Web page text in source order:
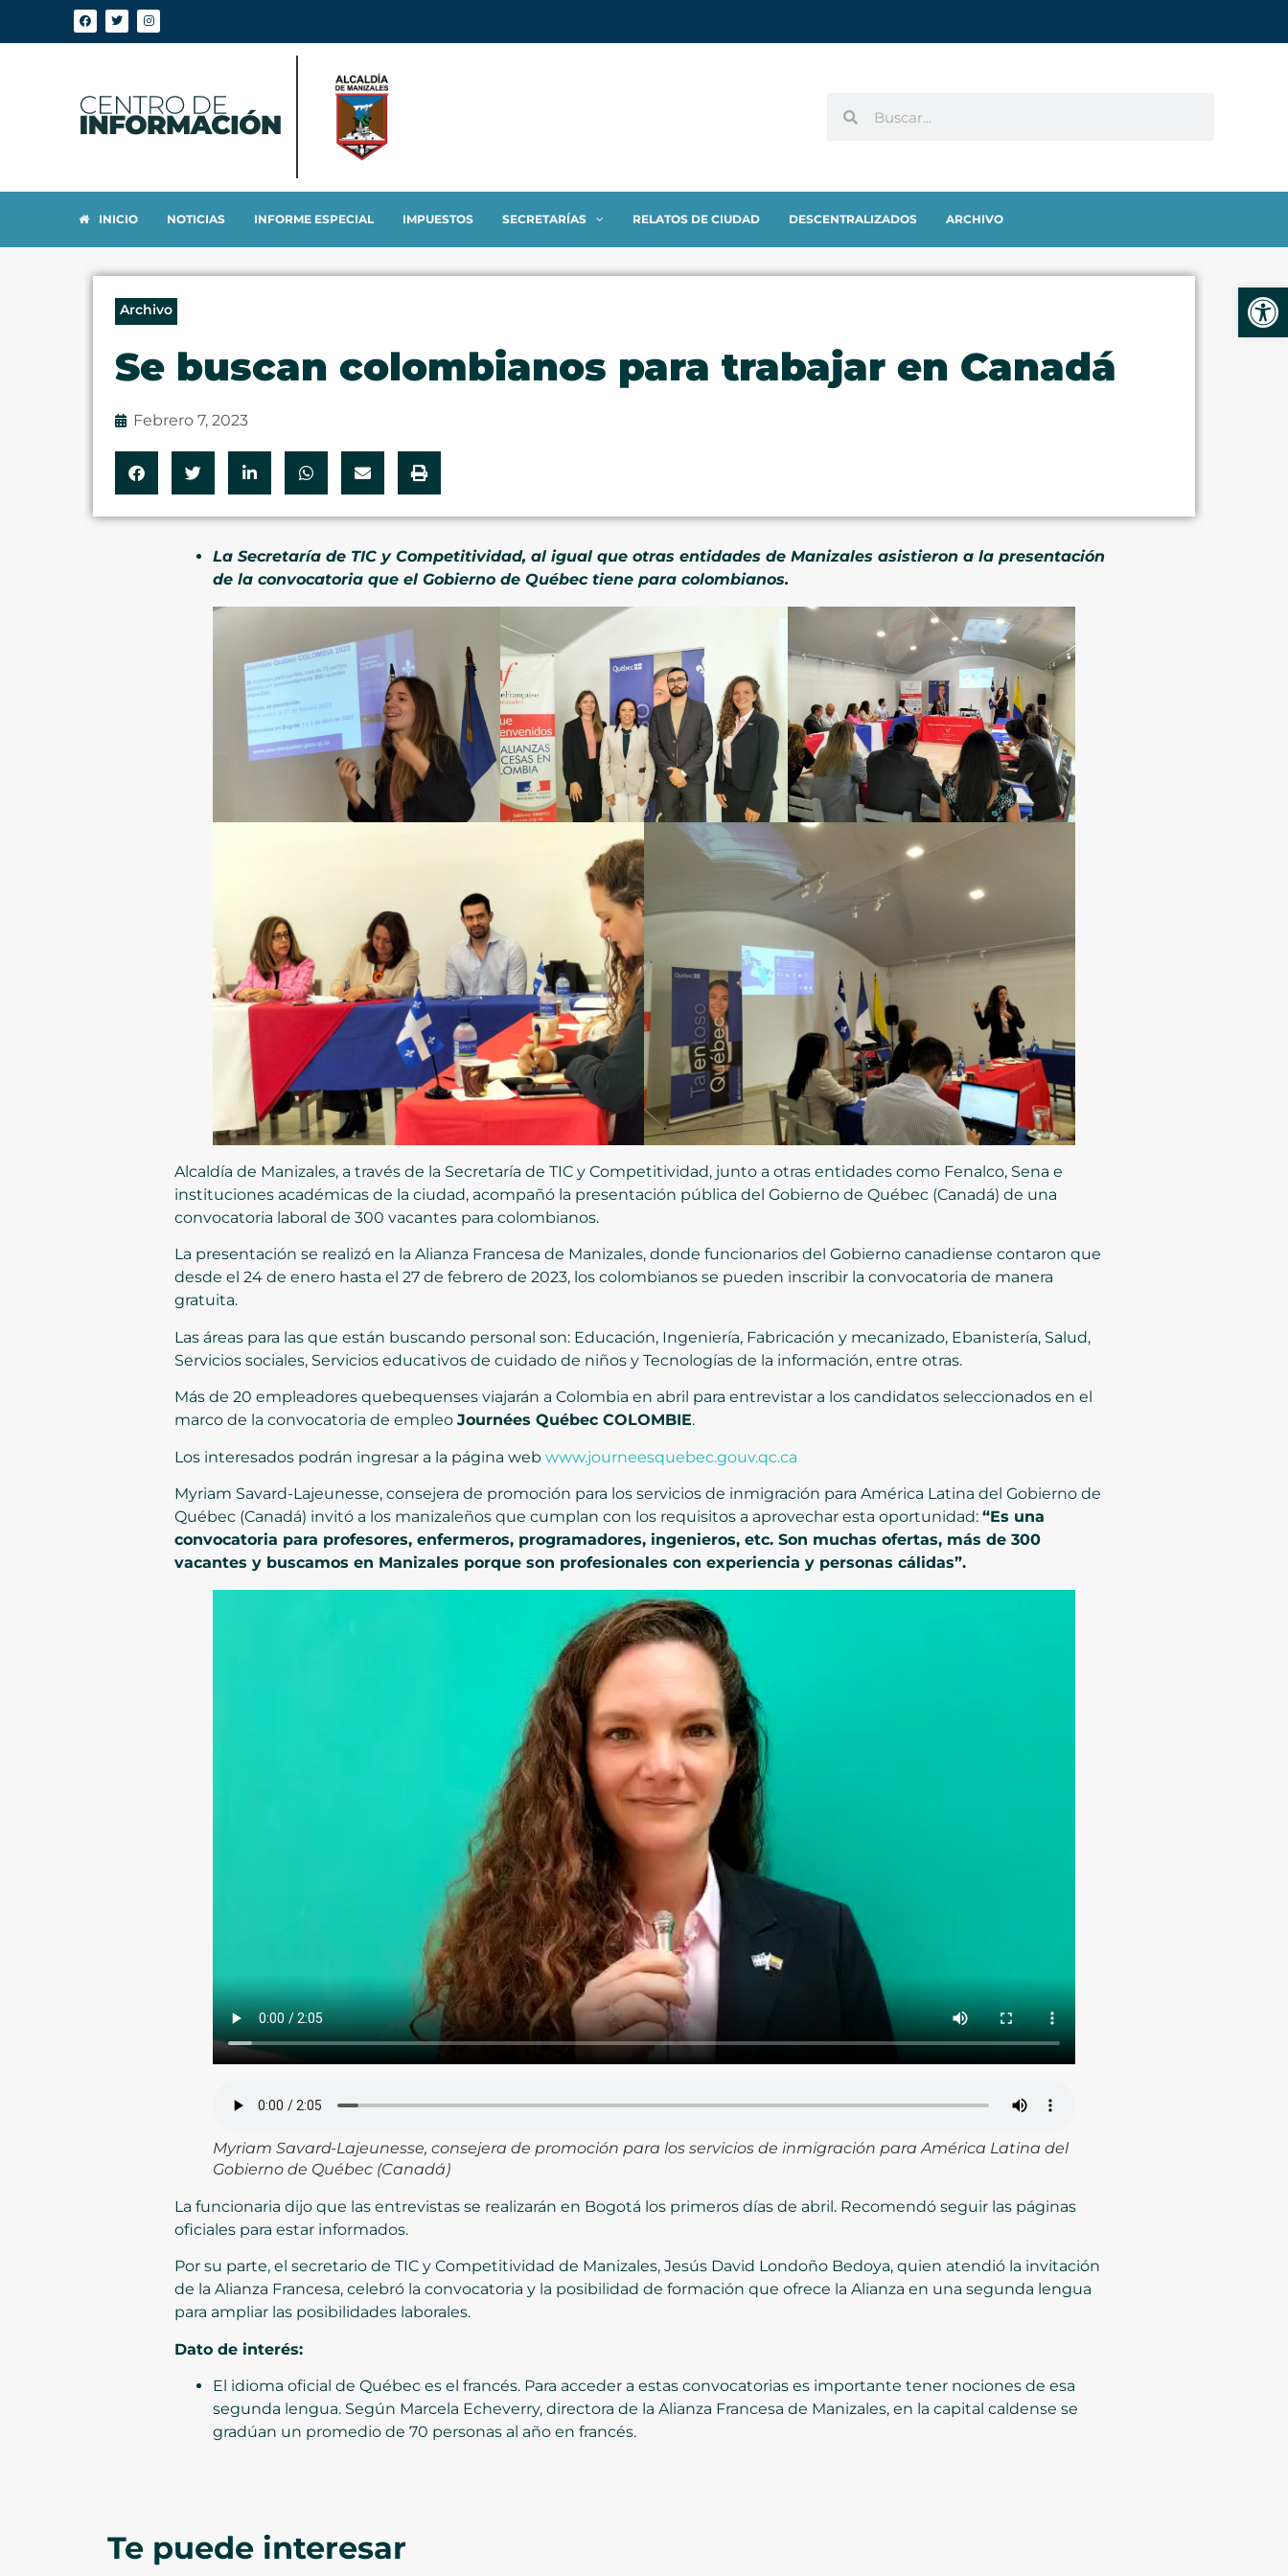
INICIO NOTICIAS INFORME ESPECIAL IMPUESTOS SECRETARÍAS RELATOS DE CIUDAD DESCENTRALIZADOS ARCHIVO
Archivo
Se buscan colombianos para trabajar en Canadá
Febrero 7, 2023
La Secretaría de TIC y Competitividad, al igual que otras entidades de Manizales asistieron a la presentación
de la convocatoria que el Gobierno de Québec tiene para colombianos.
Alcaldía de Manizales, a través de la Secretaría de TIC y Competitividad, junto a otras entidades como Fenalco, Sena e
instituciones académicas de la ciudad, acompañó la presentación pública del Gobierno de Québec (Canadá) de una
convocatoria laboral de 300 vacantes para colombianos.
La presentación se realizó en la Alianza Francesa de Manizales, donde funcionarios del Gobierno canadiense contaron que
desde el 24 de enero hasta el 27 de febrero de 2023, los colombianos se pueden inscribir la convocatoria de manera
gratuita.
Las áreas para las que están buscando personal son: Educación, Ingeniería, Fabricación y mecanizado, Ebanistería, Salud,
Servicios sociales, Servicios educativos de cuidado de niños y Tecnologías de la información, entre otras.
Más de 20 empleadores quebequenses viajarán a Colombia en abril para entrevistar a los candidatos seleccionados en el
marco de la convocatoria de empleo Journées Québec COLOMBIE.
Los interesados podrán ingresar a la página web www.journeesquebec.gouv.qc.ca
Myriam Savard-Lajeunesse, consejera de promoción para los servicios de inmigración para América Latina del Gobierno de
Québec (Canadá) invitó a los manizaleños que cumplan con los requisitos a aprovechar esta oportunidad: “Es una
convocatoria para profesores, enfermeros, programadores, ingenieros, etc. Son muchas ofertas, más de 300
vacantes y buscamos en Manizales porque son profesionales con experiencia y personas cálidas”.
Myriam Savard-Lajeunesse, consejera de promoción para los servicios de inmigración para América Latina del
Gobierno de Québec (Canadá)
La funcionaria dijo que las entrevistas se realizarán en Bogotá los primeros días de abril. Recomendó seguir las páginas
oficiales para estar informados.
Por su parte, el secretario de TIC y Competitividad de Manizales, Jesús David Londoño Bedoya, quien atendió la invitación
de la Alianza Francesa, celebró la convocatoria y la posibilidad de formación que ofrece la Alianza en una segunda lengua
para ampliar las posibilidades laborales.
Dato de interés:
El idioma oficial de Québec es el francés. Para acceder a estas convocatorias es importante tener nociones de esa
segunda lengua. Según Marcela Echeverry, directora de la Alianza Francesa de Manizales, en la capital caldense se
gradúan un promedio de 70 personas al año en francés.
Te puede interesar